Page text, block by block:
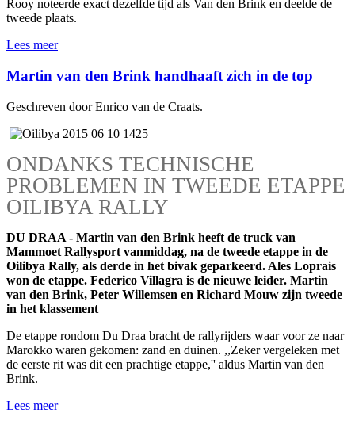
Rooy noteerde exact dezelfde tijd als Van den Brink en deelde de
tweede plaats.
Lees meer
Martin van den Brink handhaaft zich in de top
Geschreven door Enrico van de Craats.
ONDANKS TECHNISCHE
PROBLEMEN IN TWEEDE ETAPPE
OILIBYA RALLY
DU DRAA - Martin van den Brink heeft de truck van
Mammoet Rallysport vanmiddag, na de tweede etappe in de
Oilibya Rally, als derde in het bivak geparkeerd. Ales Loprais
won de etappe. Federico Villagra is de nieuwe leider. Martin
van den Brink, Peter Willemsen en Richard Mouw zijn tweede
in het klassement
De etappe rondom Du Draa bracht de rallyrijders waar voor ze naar
Marokko waren gekomen: zand en duinen. ,,Zeker vergeleken met
de eerste rit was dit een prachtige etappe,'' aldus Martin van den
Brink.
Lees meer